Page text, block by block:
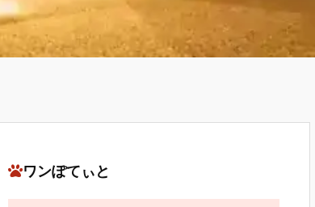
ワンぽてぃと